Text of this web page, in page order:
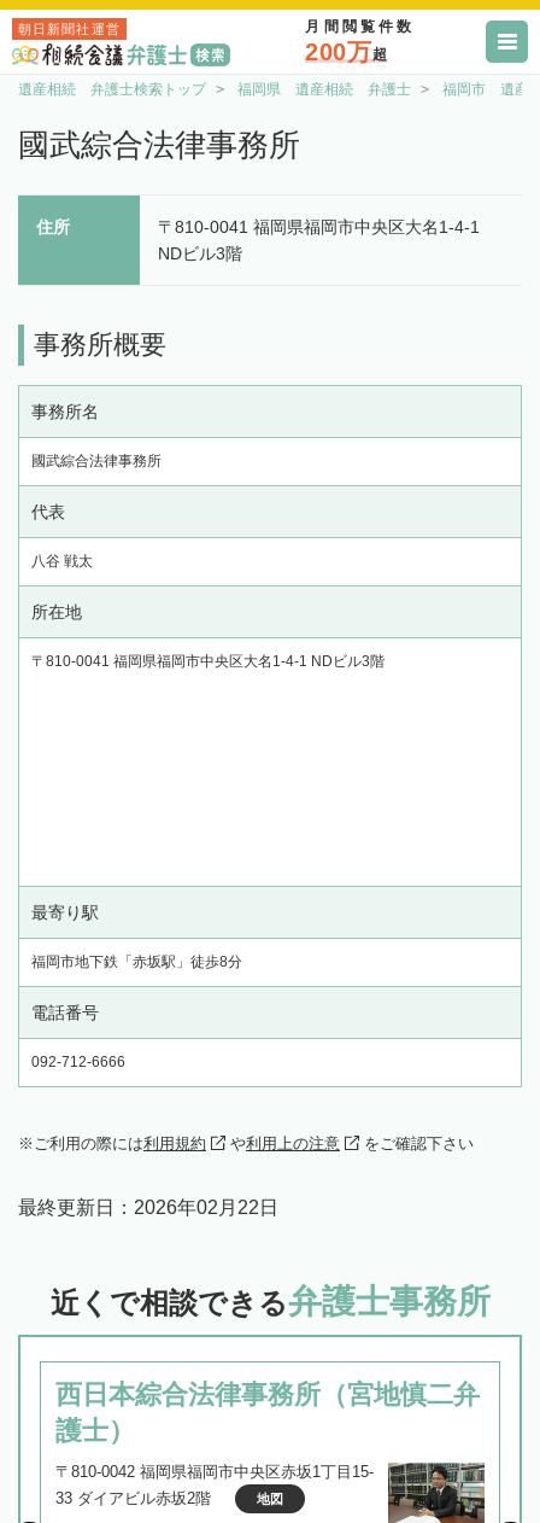
朝日新聞社運営 月間閲覧件数
200万超
遺産相続 弁護士検索トップ 福岡県 遺産相続 弁護士 福岡市 遺産
國武綜合法律事務所
住所
〒810-0041 福岡県福岡市中央区大名1-4-1
NDビル3階
事務所概要
事務所名
國武綜合法律事務所
代表
八谷 戦太
所在地
〒810-0041 福岡県福岡市中央区大名1-4-1 NDビル3階
最寄り駅
福岡市地下鉄「赤坂駅」徒歩8分
電話番号
092-712-6666
ご利用の際には利用規約 や利用上の注意 をご確認下さい
最終更新日： 2026年02月22日
近くで相談できる弁護士事務所
西日本綜合法律事務所（宮地慎二弁
護士）
〒810-0042 福岡県福岡市中央区赤坂1丁目15-
33 ダイアビル赤坂2階
地図